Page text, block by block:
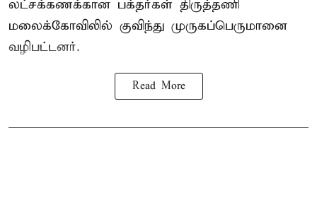
லட்சக்கணக்கான பக்தர்கள் திருத்தணி
மலைக்கோவிலில் குவிந்து முருகப்பெருமானை
வழிபட்டனர்.
Read More